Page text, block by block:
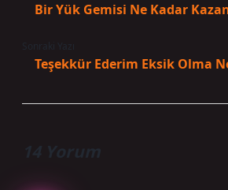
Bir Yük Gemisi Ne Kadar
Teşekkür Ederim Eksik Olma
14 Yorum